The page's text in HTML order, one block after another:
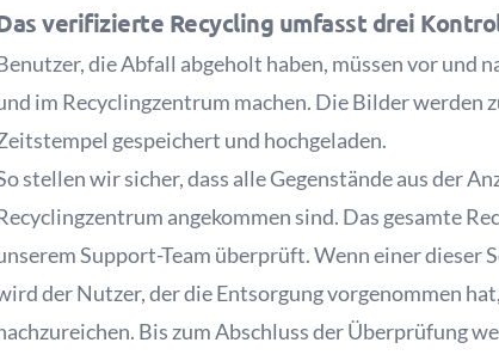
verifizierte Recycling umfasst drei
die Abfall abgeholt haben, müssen vor und
im Recyclingzentrum machen. Die Bilder
gespeichert und hochgeladen.
stellen wir sicher, dass alle Gegenstände aus der
angekommen sind. Das gesamte
Support-Team überprüft. Wenn einer
der Nutzer, der die Entsorgung vorgenommen
Bis zum Abschluss der Überprüfung